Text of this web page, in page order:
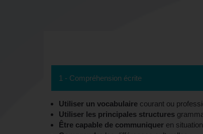
1 - Compréhension écrite
Utiliser un vocabulaire courant ou
Utiliser les principales structures
Être capable de communiquer en